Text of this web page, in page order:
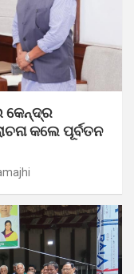
କେନ୍ଦ୍ର
କଲେ ପୂର୍ବତନ